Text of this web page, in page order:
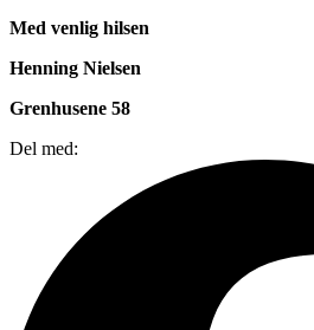
Med venlig hilsen
Henning Nielsen
Grenhusene 58
Del med: